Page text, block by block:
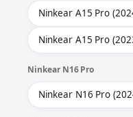
Ninkear A15 Pro
Ninkear A15 Pro
Ninkear N16 Pro
Ninkear N16 Pro